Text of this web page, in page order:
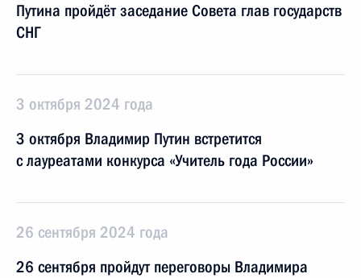
Путина пройдёт заседание Совета глав государств
СНГ
3 октября 2024 года
3 октября Владимир Путин встретится
с лауреатами конкурса «Учитель года России»
26 сентября 2024 года
26 сентября пройдут переговоры Владимира